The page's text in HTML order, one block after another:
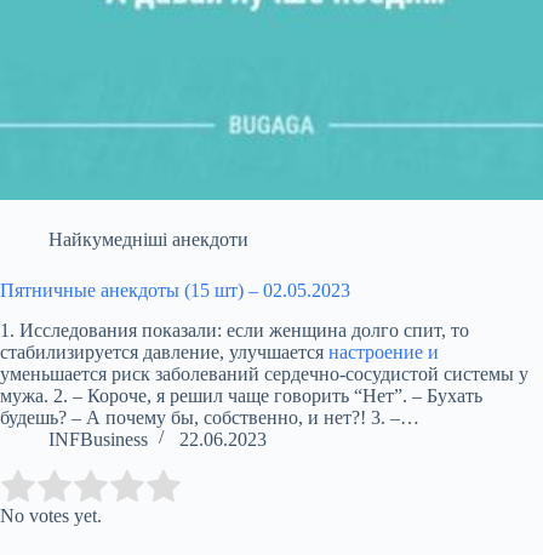
Найкумедніші анекдоти
Пятничные анекдоты (15 шт) – 02.05.2023
1. Исследования показали: если женщина долго спит, то
стабилизируется давление, улучшается настроение и
уменьшается риск заболеваний сердечно-сосудистой системы у
мужа. 2. – Короче, я решил чаще говорить “Нет”. – Бухать
будешь? – А почему бы, собственно, и нет?! 3. –…
INFBusiness
22.06.2023
Rate this item:
No votes yet.